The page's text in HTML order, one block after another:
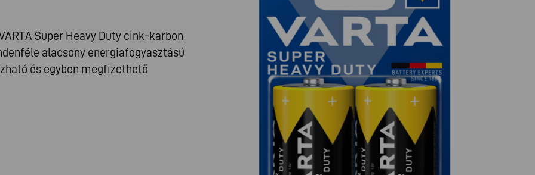
Super Heavy Duty cink-karbon
alacsony energiafogyasztású
és egyben megfizethető